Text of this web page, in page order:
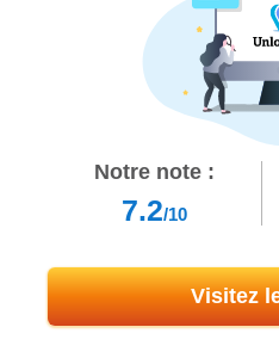
Notre note :
7.2/10
Visitez